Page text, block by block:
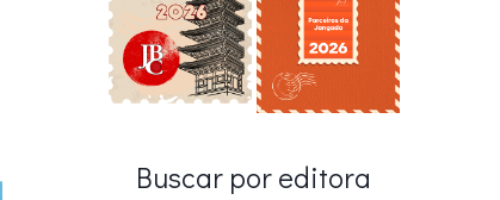
Buscar por editora